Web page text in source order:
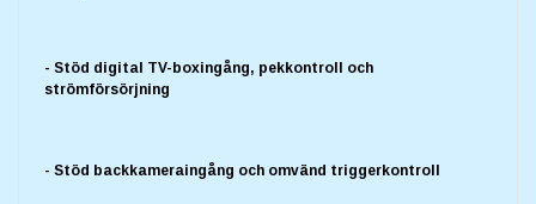
- Stöd digital TV-boxingång, pekkontroll och
strömförsörjning
- Stöd backkameraingång och omvänd triggerkontroll